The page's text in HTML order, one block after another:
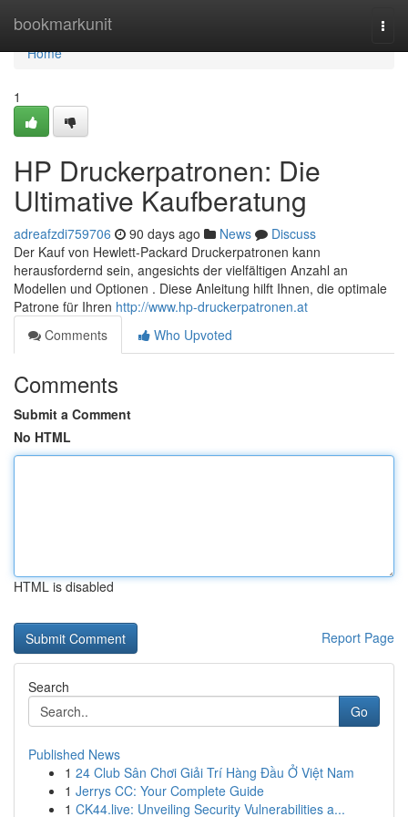
bookmarkunit
Home
Home
1
HP Druckerpatronen: Die
Ultimative Kaufberatung
adreafzdi759706 90 days ago News
Discuss
Der Kauf von Hewlett-Packard Druckerpatronen kann
herausfordernd sein, angesichts der vielfältigen Anzahl an
Modellen und Optionen . Diese Anleitung hilft Ihnen, die optimale
Patrone für Ihren http://www.hp-druckerpatronen.at
Comments
Who Upvoted
Comments
Submit a Comment
No HTML
HTML is disabled
Report Page
Search
Go
Published News
1 24 Club Sân Chơi Giải Trí Hàng Đầu Ở Việt Nam
1 Jerrys CC: Your Complete Guide
1 CK44.live: Unveiling Security Vulnerabilities a...